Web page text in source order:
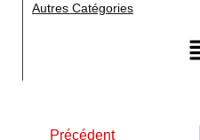
Autres Catégories
Précédent